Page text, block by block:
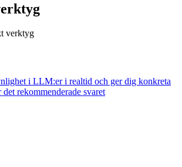
verktyg
i LLM:er i realtid och ger dig konkreta
rekommenderade svaret